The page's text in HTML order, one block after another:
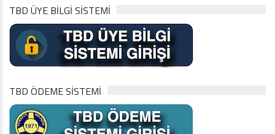
TBD ÜYE BİLGİ SİSTEMİ
TBD ÖDEME SİSTEMİ